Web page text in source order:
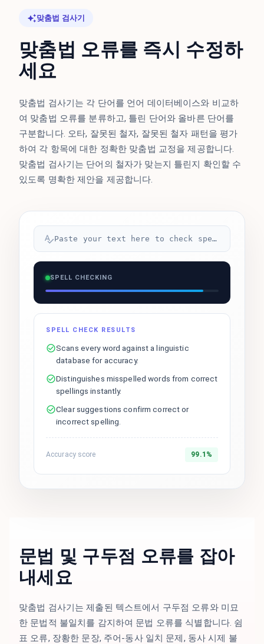
맞춤법 검사기
맞춤법 오류를 즉시 수정하
세요
맞춤법 검사기는 각 단어를 언어 데이터베이스와 비교하
여 맞춤법 오류를 분류하고, 틀린 단어와 올바른 단어를
구분합니다. 오타, 잘못된 철자, 잘못된 철자 패턴을 평가
하여 각 항목에 대한 정확한 맞춤법 교정을 제공합니다.
맞춤법 검사기는 단어의 철자가 맞는지 틀린지 확인할 수
있도록 명확한 제안을 제공합니다.
Paste your text here to check spelling...
SPELL CHECKING
SPELL CHECK RESULTS
Scans every word against a linguistic
database for accuracy.
Distinguishes misspelled words from correct
spellings instantly.
Clear suggestions confirm correct or
incorrect spelling.
Accuracy score 99.1%
문법 및 구두점 오류를 잡아
내세요
맞춤법 검사기는 제출된 텍스트에서 구두점 오류와 미묘
한 문법적 불일치를 감지하여 문법 오류를 식별합니다. 쉼
표 오류, 장황한 문장, 주어-동사 일치 문제, 동사 시제 불